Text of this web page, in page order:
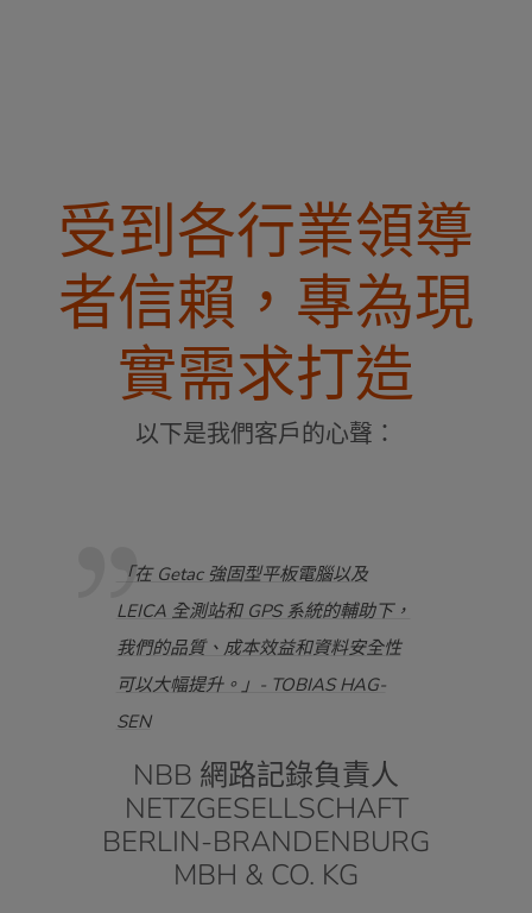
受到各行業領導
者信賴，專為現
實需求打造
以下是我們客戶的心聲：
「在 Getac 強固型平板電腦以及
LEICA 全測站和 GPS 系統的輔助下，
我們的品質、成本效益和資料安全性
可以大幅提升。」- TOBIAS HAG-
SEN
NBB 網路記錄負責人
NETZGESELLSCHAFT
BERLIN-BRANDENBURG
MBH & CO. KG